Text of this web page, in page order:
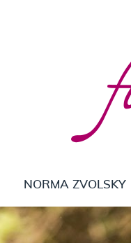
NORMA ZVOLSKY